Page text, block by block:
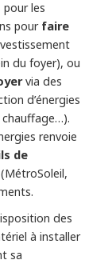
les
pour faire
du foyer), ou
via des
d’énergies
renvoie
de
(MétroSoleil,
des
à installer
sa